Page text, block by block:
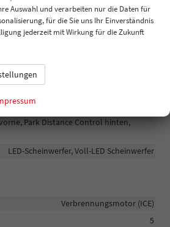
(Virtual Cockpit)
vorhanden
mit Lenkradkontrolle,
Park Distance Control hinten,
LED-Scheinwerfer, Voll-LED Scheinwerfer
Verbrennungsmotor (ICE)
5
Auswahl und verarbeiten nur die Daten für
für die Sie uns Ihr Einverständnis
jederzeit mit Wirkung für die Zukunft